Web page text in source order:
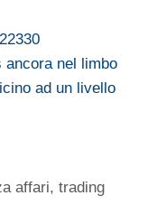
ancora nel limbo
ad un livello
affari,trading